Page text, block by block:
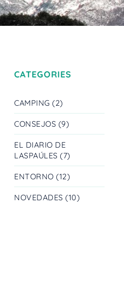
CATEGORIES
CAMPING (2)
CONSEJOS (9)
EL DIARIO DE
LASPAÚLES (7)
ENTORNO (12)
NOVEDADES (10)